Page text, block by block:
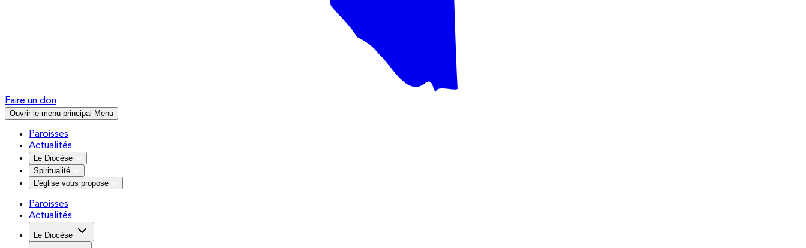
Faire un don
Ouvrir le menu principal Menu
Paroisses
Actualités
Le Diocèse
Spiritualité
L'église vous propose
Paroisses
Actualités
Le Diocèse